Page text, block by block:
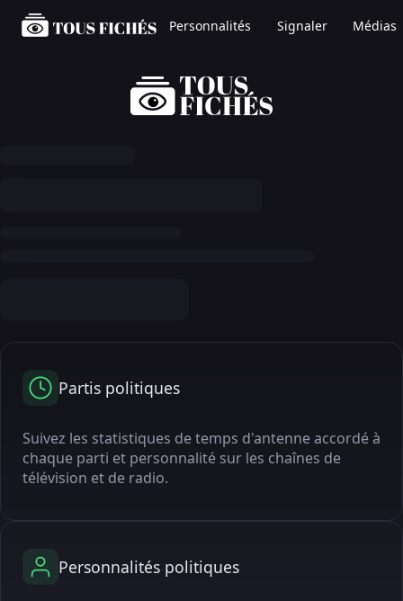
Personnalités Signaler Médias
Partis politiques
Suivez les statistiques de temps d'antenne accordé à
chaque parti et personnalité sur les chaînes de
télévision et de radio.
Personnalités politiques